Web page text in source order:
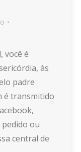
você é
às
padre
é transmitido
ou
central de